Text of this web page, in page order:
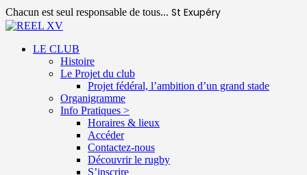
Chacun est seul responsable de tous... St Exupéry
LE CLUB
Histoire
Le Projet du club
Projet fédéral, l’ambition d’un grand stade
Organigramme
Info Pratiques >
Horaires & lieux
Accéder
Contactez-nous
Découvrir le rugby
S’inscrire